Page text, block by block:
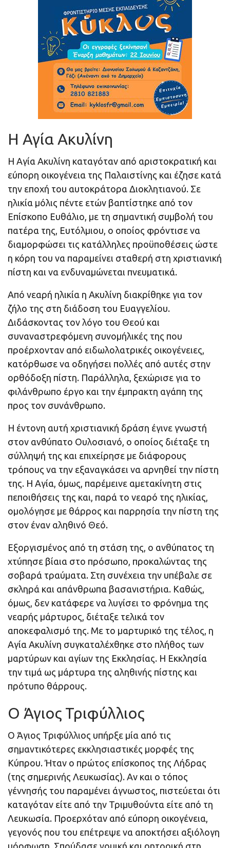
Η Αγία Ακυλίνη
Η Αγία Ακυλίνη καταγόταν από αριστοκρατική και
εύπορη οικογένεια της Παλαιστίνης και έζησε κατά
την εποχή του αυτοκράτορα Διοκλητιανού. Σε
ηλικία μόλις πέντε ετών βαπτίστηκε από τον
Επίσκοπο Ευθάλιο, με τη σημαντική συμβολή του
πατέρα της, Ευτόλμιου, ο οποίος φρόντισε να
διαμορφώσει τις κατάλληλες προϋποθέσεις ώστε
η κόρη του να παραμείνει σταθερή στη χριστιανική
πίστη και να ενδυναμώνεται πνευματικά.
Από νεαρή ηλικία η Ακυλίνη διακρίθηκε για τον
ζήλο της στη διάδοση του Ευαγγελίου.
Διδάσκοντας τον λόγο του Θεού και
συναναστρεφόμενη συνομήλικές της που
προέρχονταν από ειδωλολατρικές οικογένειες,
κατόρθωσε να οδηγήσει πολλές από αυτές στην
ορθόδοξη πίστη. Παράλληλα, ξεχώρισε για το
φιλάνθρωπο έργο και την έμπρακτη αγάπη της
προς τον συνάνθρωπο.
Η έντονη αυτή χριστιανική δράση έγινε γνωστή
στον ανθύπατο Ουλοσιανό, ο οποίος διέταξε τη
σύλληψή της και επιχείρησε με διάφορους
τρόπους να την εξαναγκάσει να αρνηθεί την πίστη
της. Η Αγία, όμως, παρέμεινε αμετακίνητη στις
πεποιθήσεις της και, παρά το νεαρό της ηλικίας,
ομολόγησε με θάρρος και παρρησία την πίστη της
στον έναν αληθινό Θεό.
Εξοργισμένος από τη στάση της, ο ανθύπατος τη
χτύπησε βίαια στο πρόσωπο, προκαλώντας της
σοβαρά τραύματα. Στη συνέχεια την υπέβαλε σε
σκληρά και απάνθρωπα βασανιστήρια. Καθώς,
όμως, δεν κατάφερε να λυγίσει το φρόνημα της
νεαρής μάρτυρος, διέταξε τελικά τον
αποκεφαλισμό της. Με το μαρτυρικό της τέλος, η
Αγία Ακυλίνη συγκαταλέχθηκε στο πλήθος των
μαρτύρων και αγίων της Εκκλησίας. Η Εκκλησία
την τιμά ως μάρτυρα της αληθινής πίστης και
πρότυπο θάρρους.
Ο Άγιος Τριφύλλιος
Ο Άγιος Τριφύλλιος υπήρξε μία από τις
σημαντικότερες εκκλησιαστικές μορφές της
Κύπρου. Ήταν ο πρώτος επίσκοπος της Λήδρας
(της σημερινής Λευκωσίας). Αν και ο τόπος
γέννησής του παραμένει άγνωστος, πιστεύεται ότι
καταγόταν είτε από την Τριμυθούντα είτε από τη
Λευκωσία. Προερχόταν από εύπορη οικογένεια,
γεγονός που του επέτρεψε να αποκτήσει αξιόλογη